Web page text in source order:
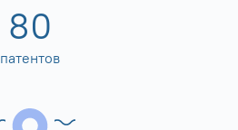
80
патентов